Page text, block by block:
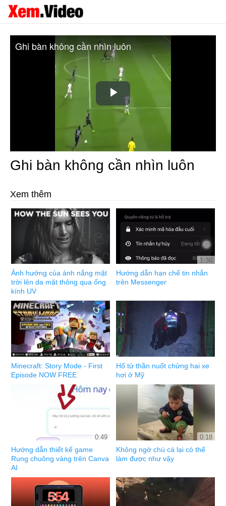
Play
Ghi bàn không cần nhìn luôn
Ghi bàn không cần nhìn luôn
Xem thêm
Ảnh hưởng của ánh nắng mặt
trời lên da mặt thông qua ống
kính UV
1:36
Hướng dẫn hạn chế tin nhắn
trên Messenger
Minecraft: Story Mode - First
Episode NOW FREE
Hố tử thần nuốt chửng hai xe
hơi ở Mỹ
0:49
Hướng dẫn thiết kế game
Rung chuông vàng trên Canva
AI
0:18
Không ngờ chú cá lại có thể
làm được như vậy